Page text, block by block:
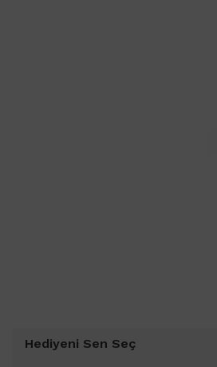
Hediyeni Sen Seç